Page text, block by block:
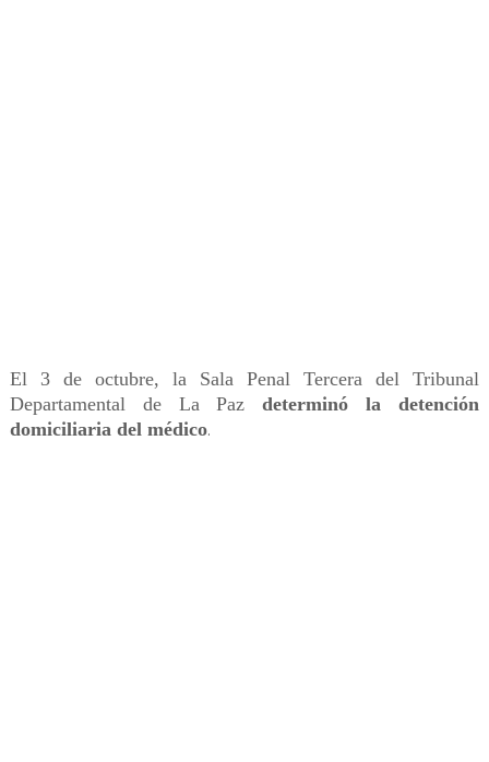
El 3 de octubre, la Sala Penal Tercera del Tribunal
Departamental de La Pazdeterminó la detención
domiciliaria del médico.